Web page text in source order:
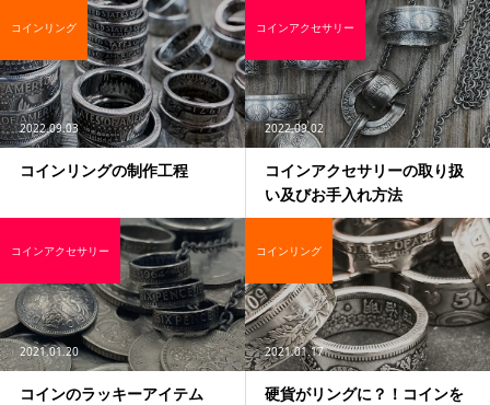
2022.09.03
コインリングの制作工程
コインリング
2022.09.02
コインアクセサリーの取り扱
い及びお手入れ方法
コインアクセサリー
2021.01.20
コインのラッキーアイテム
コインアクセサリー
2021.01.17
硬貨がリングに？！コインを
コインリング